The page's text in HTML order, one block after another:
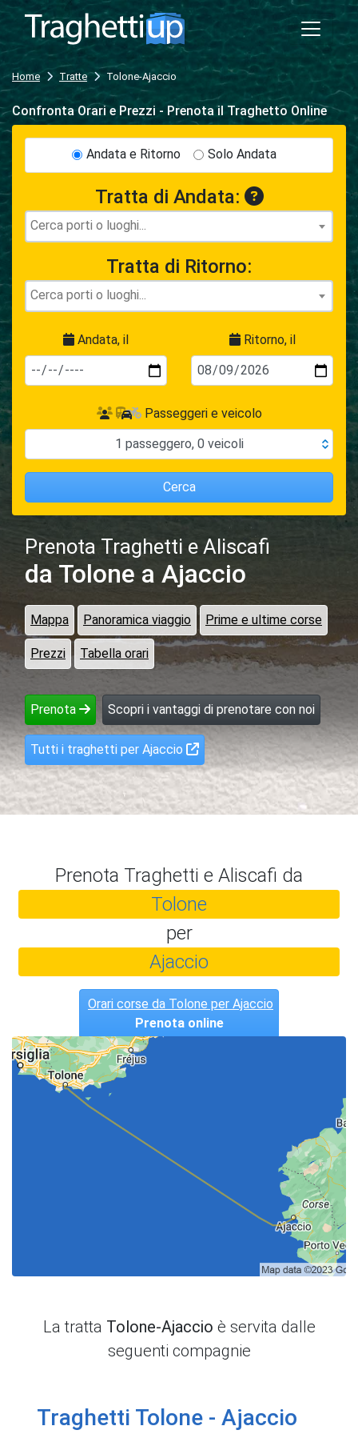
Home Tratte Tolone-Ajaccio
Prenota Traghetti e Aliscafi
da Tolone a Ajaccio
Mappa Panoramica viaggio Prime e ultime corse
Prezzi Tabella orari
Prenota Scopri i vantaggi di prenotare con noi
Tutti i traghetti per Ajaccio
Confronta Orari e Prezzi - Prenota il Traghetto Online
Andata e Ritorno Solo Andata
Tratta di Andata:
Tratta di Ritorno:
Andata, il Ritorno, il
Passeggeri e veicolo
1 passeggero, 0 veicoli
Cerca
Prenota Traghetti e Aliscafi da
Tolone
per
Ajaccio
Orari corse da Tolone per Ajaccio
Prenota online
La tratta Tolone-Ajaccio è servita dalle
seguenti compagnie
Traghetti Tolone - Ajaccio